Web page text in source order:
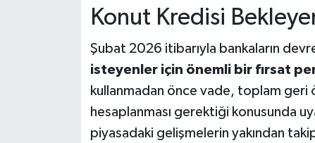
Konut Kredisi
Şubat 2026 itibarıyla bankaların
isteyenler için önemli bir fırsat
kullanmadan önce vade, toplam geri
hesaplanması gerektiği konusunda
piyasadaki gelişmelerin yakından